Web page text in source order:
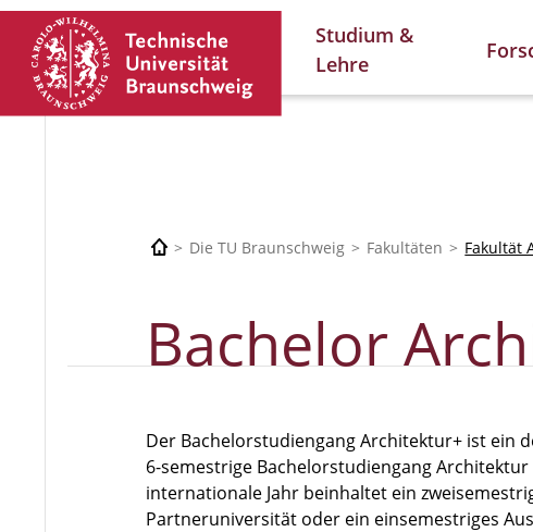
Studium &
Lehre
Die TU Braunschweig Fakultäten Fakultät
Bachelor
Der Bachelorstudiengang Architektur+ ist ein
6-semestrige Bachelorstudiengang
internationale Jahr beinhaltet ein
Partneruniversität oder ein einsemestriges